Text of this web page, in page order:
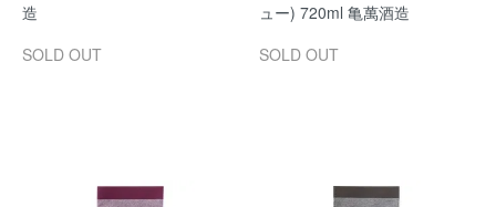
造
SOLD OUT
ュー) 720ml 亀萬酒造
SOLD OUT